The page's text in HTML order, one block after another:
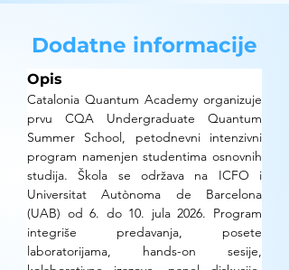
Dodatne informacije
Opis
Catalonia Quantum Academy organizuje
prvu CQA Undergraduate Quantum
Summer School, petodnevni intenzivni
program namenjen studentima osnovnih
studija. Škola se održava na ICFO i
Universitat Autònoma de Barcelona
(UAB) od 6. do 10. jula 2026. Program
integriše predavanja, posete
laboratorijama, hands-on sesije,